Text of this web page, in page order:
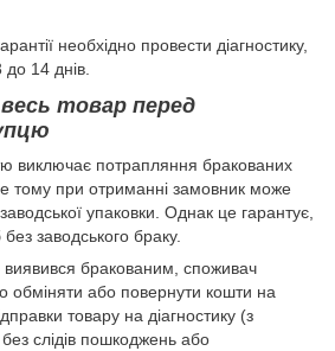
необхідно провести діагностику,
14 днів.
товар перед
виключає потрапляння бракованих
тому при отриманні замовник може
упаковки. Однак це гарантує,
заводського браку.
бракованим, споживач
обміняти або повернути кошти на
товару на діагностику (з
слідів пошкоджень або